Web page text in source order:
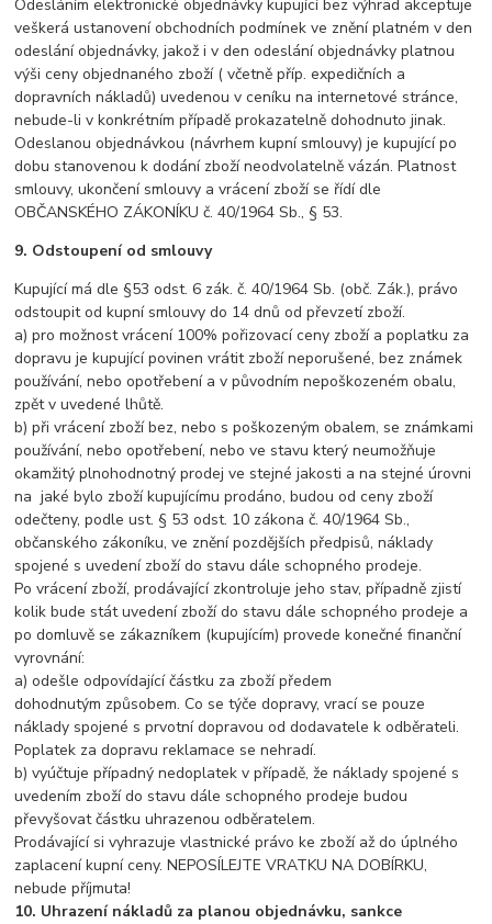
Odesláním elektronické objednávky kupující bez výhrad akceptuje
veškerá ustanovení obchodních podmínek ve znění platném v den
odeslání objednávky, jakož i v den odeslání objednávky platnou
výši ceny objednaného zboží ( včetně příp. expedičních a
dopravních nákladů) uvedenou v ceníku na internetové stránce,
nebude-li v konkrétním případě prokazatelně dohodnuto jinak.
Odeslanou objednávkou (návrhem kupní smlouvy) je kupující po
dobu stanovenou k dodání zboží neodvolatelně vázán. Platnost
smlouvy, ukončení smlouvy a vrácení zboží se řídí dle
OBČANSKÉHO ZÁKONÍKU č. 40/1964 Sb., § 53.
9. Odstoupení od smlouvy
Kupující má dle §53 odst. 6 zák. č. 40/1964 Sb. (obč. Zák.), právo
odstoupit od kupní smlouvy do 14 dnů od převzetí zboží.
a) pro možnost vrácení 100% pořizovací ceny zboží a poplatku za
dopravu je kupující povinen vrátit zboží neporušené, bez známek
používání, nebo opotřebení a v původním nepoškozeném obalu,
zpět v uvedené lhůtě.
b) při vrácení zboží bez, nebo s poškozeným obalem, se známkami
používání, nebo opotřebení, nebo ve stavu který neumožňuje
okamžitý plnohodnotný prodej ve stejné jakosti a na stejné úrovni
na jaké bylo zboží kupujícímu prodáno, budou od ceny zboží
odečteny, podle ust. § 53 odst. 10 zákona č. 40/1964 Sb.,
občanského zákoníku, ve znění pozdějších předpisů, náklady
spojené s uvedení zboží do stavu dále schopného prodeje.
Po vrácení zboží, prodávající zkontroluje jeho stav, případně zjistí
kolik bude stát uvedení zboží do stavu dále schopného prodeje a
po domluvě se zákazníkem (kupujícím) provede konečné finanční
vyrovnání:
a) odešle odpovídající částku za zboží předem
dohodnutým způsobem. Co se týče dopravy, vrací se pouze
náklady spojené s prvotní dopravou od dodavatele k odběrateli.
Poplatek za dopravu reklamace se nehradí.
b) vyúčtuje případný nedoplatek v případě, že náklady spojené s
uvedením zboží do stavu dále schopného prodeje budou
převyšovat částku uhrazenou odběratelem.
Prodávající si vyhrazuje vlastnické právo ke zboží až do úplného
zaplacení kupní ceny. NEPOSÍLEJTE VRATKU NA DOBÍRKU,
nebude příjmuta!
10. Uhrazení nákladů za planou objednávku, sankce